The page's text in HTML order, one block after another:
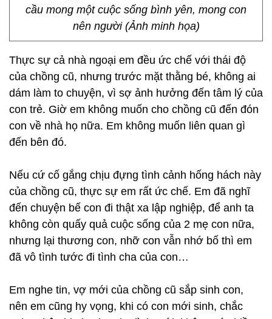
cầu mong một cuộc sống bình yên, mong con
nên người (Ảnh minh họa)
Thực sự cả nhà ngoại em đều ức chế với thái độ
của chồng cũ, nhưng trước mặt thằng bé, không ai
dám làm to chuyện, vì sợ ảnh hưởng đến tâm lý của
con trẻ. Giờ em không muốn cho chồng cũ đến đón
con về nhà họ nữa. Em không muốn liên quan gì
đến bên đó.
Nếu cứ cố gắng chịu đựng tình cảnh hống hách này
của chồng cũ, thực sự em rất ức chế. Em đã nghĩ
đến chuyện bế con đi thật xa lập nghiệp, để anh ta
không còn quấy quả cuộc sống của 2 mẹ con nữa,
nhưng lại thương con, nhỡ con vẫn nhớ bố thì em
đã vô tình tước đi tình cha của con…
Em nghe tin, vợ mới của chồng cũ sắp sinh con,
nên em cũng hy vọng, khi có con mới sinh, chắc